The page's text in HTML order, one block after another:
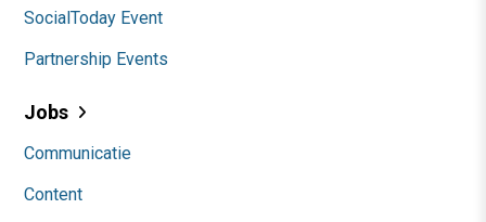
SocialToday Event
Partnership Events
Jobs
Communicatie
Content